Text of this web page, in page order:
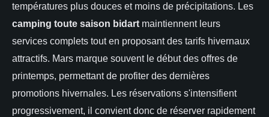
températures plus douces et moins de précipitations. Les
camping toute saison bidart maintiennent leurs
services complets tout en proposant des tarifs hivernaux
attractifs. Mars marque souvent le début des offres de
printemps, permettant de profiter des dernières
promotions hivernales. Les réservations s'intensifient
progressivement, il convient donc de réserver rapidement